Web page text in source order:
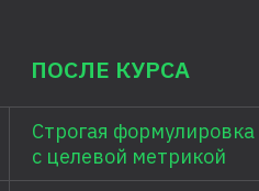
ПОСЛЕ КУРСА
Строгая формулировка
с целевой метрикой